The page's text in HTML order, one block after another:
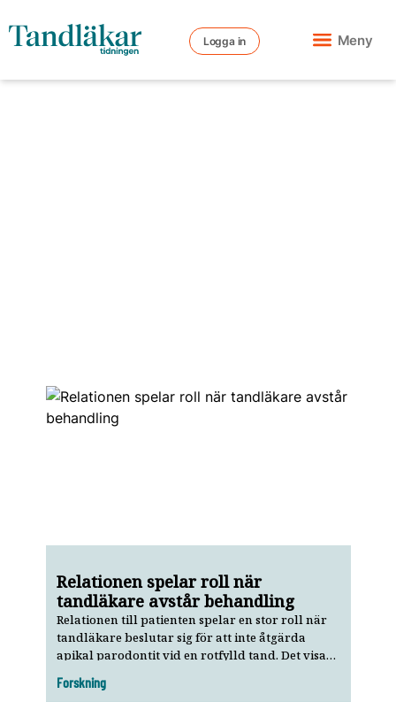
Logga in Meny
Relationen spelar roll när
tandläkare avstår behandling
Relationen till patienten spelar en stor roll när
tandläkare beslutar sig för att inte åtgärda
apikal parodontit vid en rotfylld tand. Det visar
Forskning